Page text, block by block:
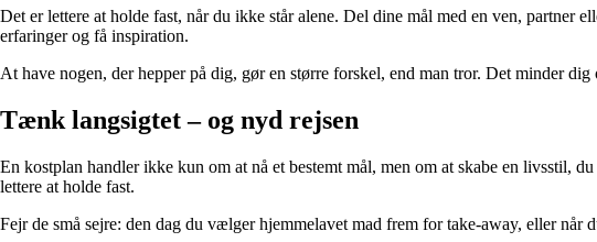
Det er lettere at holde fast, når du ikke står alene. Del dine mål med en ven, partner
erfaringer og få inspiration.
At have nogen, der hepper på dig, gør en større forskel, end man tror. Det minder
Tænk langsigtet – og nyd rejsen
En kostplan handler ikke kun om at nå et bestemt mål, men om at skabe en livsstil,
lettere at holde fast.
Fejr de små sejre: den dag du vælger hjemmelavet mad frem for take-away, eller